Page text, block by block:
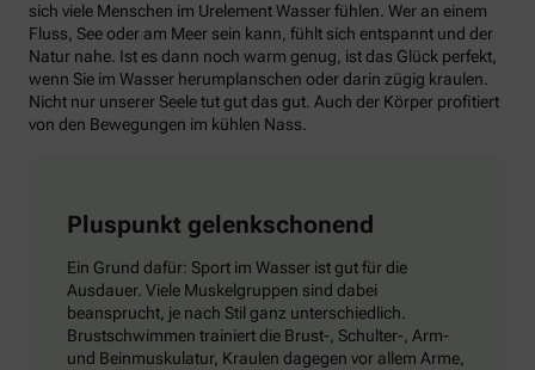
sich viele Menschen im Urelement Wasser fühlen. Wer an einem
Fluss, See oder am Meer sein kann, fühlt sich entspannt und der
Natur nahe. Ist es dann noch warm genug, ist das Glück perfekt,
wenn Sie im Wasser herumplanschen oder darin zügig kraulen.
Nicht nur unserer Seele tut gut das gut. Auch der Körper profitiert
von den Bewegungen im kühlen Nass.
Pluspunkt gelenkschonend
Ein Grund dafür: Sport im Wasser ist gut für die
Ausdauer. Viele Muskelgruppen sind dabei
beansprucht, je nach Stil ganz unterschiedlich.
Brustschwimmen trainiert die Brust-, Schulter-, Arm-
und Beinmuskulatur, Kraulen dagegen vor allem Arme,